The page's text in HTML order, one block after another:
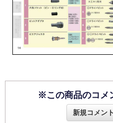
※この商品のコメ
新規コメン